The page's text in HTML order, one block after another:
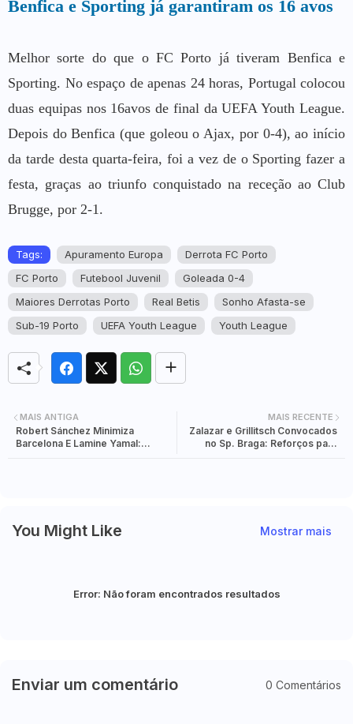
Benfica e Sporting já garantiram os 16 avos
Melhor sorte do que o FC Porto já tiveram Benfica e
Sporting. No espaço de apenas 24 horas, Portugal colocou
duas equipas nos 16avos de final da UEFA Youth League.
Depois do Benfica (que goleou o Ajax, por 0-4), ao início
da tarde desta quarta-feira, foi a vez de o Sporting fazer a
festa, graças ao triunfo conquistado na receção ao Club
Brugge, por 2-1.
Tags: Apuramento Europa
Derrota FC Porto
FC Porto
Futebool Juvenil
Goleada 0-4
Maiores Derrotas Porto
Real Betis
Sonho Afasta-se
Sub-19 Porto
UEFA Youth League Youth League
MAIS RECENTE
Zalazar e Grillitsch Convocados
no Sp. Braga: Reforços para
MAIS ANTIGA
Robert Sánchez Minimiza
Barcelona E Lamine Yamal:
You Might Like Mostrar mais
Error: Não foram encontrados resultados
Enviar um comentário 0 Comentários